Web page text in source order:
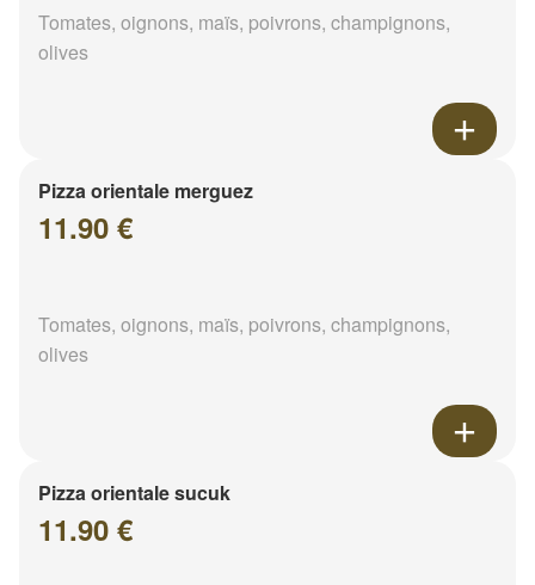
Tomates, oignons, maïs, poivrons, champignons,
olives
Pizza orientale merguez
11.90 €
Tomates, oignons, maïs, poivrons, champignons,
olives
Pizza orientale sucuk
11.90 €